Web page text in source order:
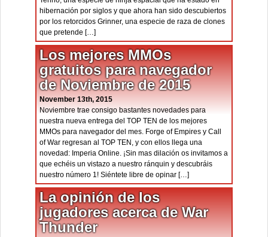
hibernación por siglos y que ahora han sido descubiertos
por los retorcidos Grinner, una especie de raza de clones
que pretende […]
Los mejores MMOs
gratuitos para navegador
de Noviembre de 2015
November 13th, 2015
Noviembre trae consigo bastantes novedades para
nuestra nueva entrega del TOP TEN de los mejores
MMOs para navegador del mes. Forge of Empires y Call
of War regresan al TOP TEN, y con ellos llega una
novedad: Imperia Online. ¡Sin mas dilación os invitamos a
que echéis un vistazo a nuestro ránquin y descubráis
nuestro número 1! Siéntete libre de opinar […]
La opinión de los
jugadores acerca de War
Thunder